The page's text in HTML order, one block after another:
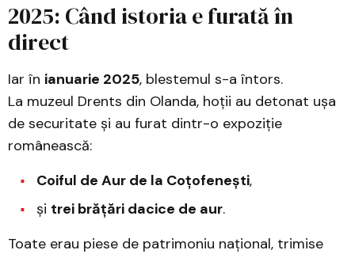
2025: Când istoria e furată în
direct
Iar în ianuarie 2025, blestemul s-a întors.
La muzeul Drents din Olanda, hoții au detonat ușa
de securitate și au furat dintr-o expoziție
românească:
Coiful de Aur de la Coțofenești,
și trei brățări dacice de aur.
Toate erau piese de patrimoniu național, trimise